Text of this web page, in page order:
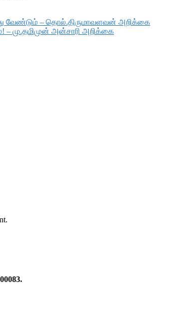
வேண்டும் – தொல்.திருமாவளவன் அறிக்கை
– மு.தமிமுன் அன்சாரி அறிக்கை